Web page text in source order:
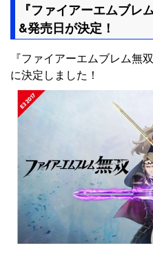
『ファイアーエムブレ
&発売日が決定！
『ファイアーエムブレム無
に決定しました！